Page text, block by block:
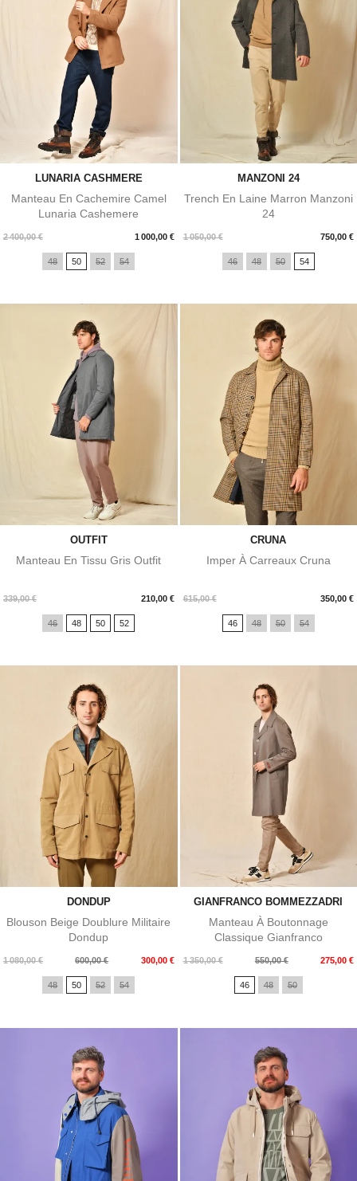
LUNARIA CASHMERE
Manteau En Cachemire Camel
Lunaria Cashemere
2 400,00 € 1 000,00 €
Prix
48 50 52 54
MANZONI 24
Trench En Laine Marron Manzoni
24
1 050,00 € 750,00 €
Prix
46 48 50 54
OUTFIT
Manteau En Tissu Gris Outfit
339,00 € 210,00 €
Prix
46 48 50 52
CRUNA
Imper À Carreaux Cruna
615,00 € 350,00 €
Prix
46 48 50 54
DONDUP
Blouson Beige Doublure Militaire
Dondup
1 080,00 €
Prix
600,00 € 300,00 €
Prix
48 50 52 54
GIANFRANCO BOMMEZZADRI
Manteau À Boutonnage
Classique Gianfranco
1 350,00 €
Prix
550,00 € 275,00 €
Prix
46 48 50